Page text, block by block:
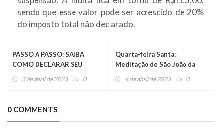
sendo que esse valor pode ser acrescido de 20%
do imposto total não declarado.
PASSO A PASSO: SAIBA
COMO DECLARAR SEU
3 de abril de 2023 0
Quarta-feira Santa:
Meditação de São João da
alma
4 de abril de 2023 0
0 COMMENTS